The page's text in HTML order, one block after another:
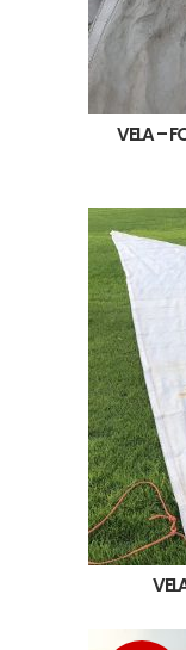
VELA –